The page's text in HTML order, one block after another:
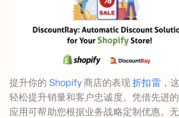
提升你的 Shopify商店的表现折扣雷 ，
轻松提升销量和客户忠诚度。凭借先进
应用可帮助您根据业务战略定制优惠。